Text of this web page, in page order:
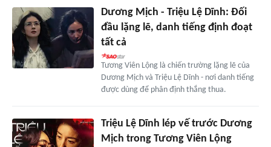
Dương Mịch - Triệu Lệ Dĩnh: Đối
đầu lặng lẽ, danh tiếng định đoạt
tất cả
Tương Viên Lộng là chiến trường lặng lẽ của
Dương Mịch và Triệu Lệ Dĩnh - nơi danh tiếng
được dùng để phân định thắng thua.
Triệu Lệ Dĩnh lép vế trước Dương
Mịch trong Tương Viên Lộng